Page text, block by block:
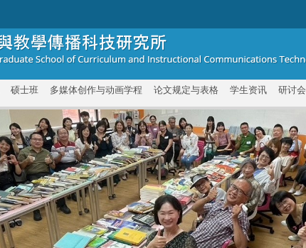
硕士班 多媒体创作与动画学程 论文规定与表格 学生资讯 研讨会